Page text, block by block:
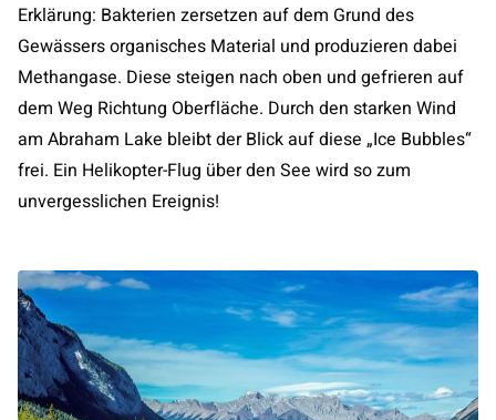
Erklärung: Bakterien zersetzen auf dem Grund des
Gewässers organisches Material und produzieren dabei
Methangase. Diese steigen nach oben und gefrieren auf
dem Weg Richtung Oberfläche. Durch den starken Wind
am Abraham Lake bleibt der Blick auf diese „Ice Bubbles“
frei. Ein Helikopter-Flug über den See wird so zum
unvergesslichen Ereignis!